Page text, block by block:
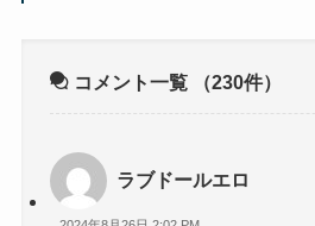
コメント一覧 （230件）
ラブドールエロ